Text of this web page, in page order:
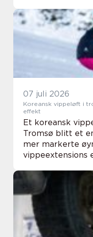
lekkasjen være
av nær...
07 juli 2026
Koreansk vippeløft i tromsø naturlige
effekt
Et koreansk
Tromsø blitt et
mer markerte
vippeextensions
bøy på de
ser mer våkne og